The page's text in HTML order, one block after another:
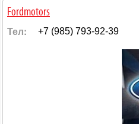
Fordmotors
Тел: +7 (985) 793-92-39